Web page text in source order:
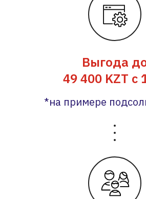
Выгода
49 400 KZT с
*на примере